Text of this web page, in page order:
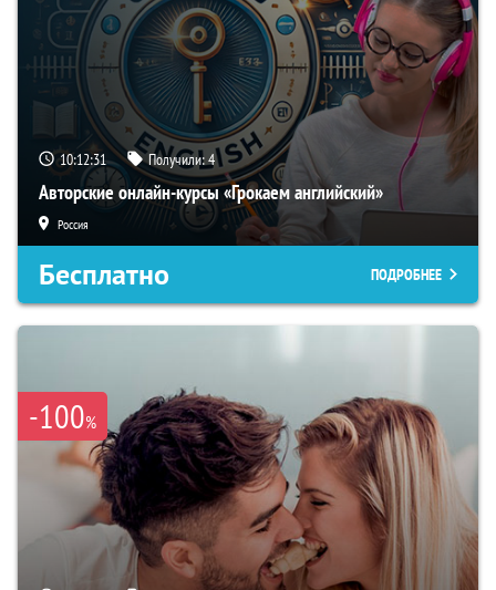
10:12:30 Получили:4
Авторские онлайн-курсы «Грокаем английский»
Россия
Бесплатно ПОДРОБНЕЕ
-100%